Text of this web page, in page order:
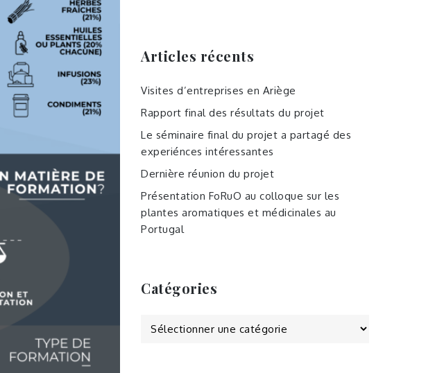
Articles récents
Visites d’entreprises en Ariège
Rapport final des résultats du projet
Le séminaire final du projet a partagé des
experiénces intéressantes
Dernière réunion du projet
Présentation FoRuO au colloque sur les
plantes aromatiques et médicinales au
Portugal
Catégories
Catégories